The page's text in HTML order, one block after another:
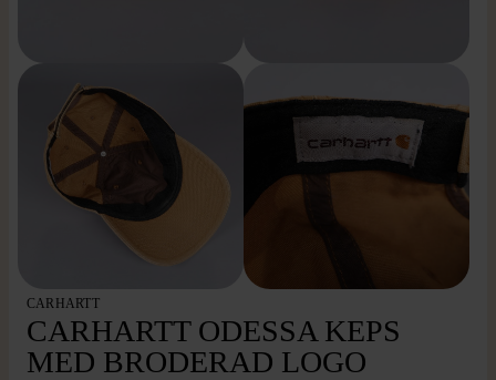
CARHARTT
CARHARTT ODESSA KEPS
MED BRODERAD LOGO